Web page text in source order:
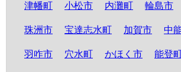
津幡町 小松市 内灘町 輪島市
珠洲市 宝達志水町 加賀市 中
羽咋市 穴水町 かほく市 能登